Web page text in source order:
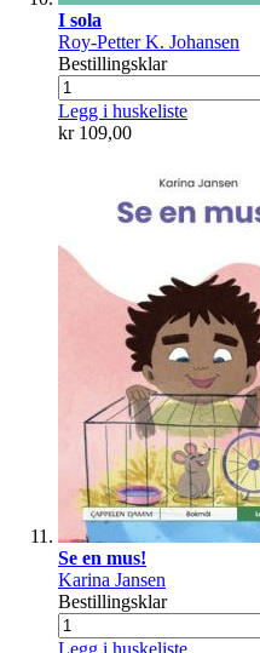
I sola
Roy-Petter K. Johansen
Bestillingsklar
Legg i huskeliste
kr 109,00
Se en mus!
Karina Jansen
Bestillingsklar
Legg i huskeliste